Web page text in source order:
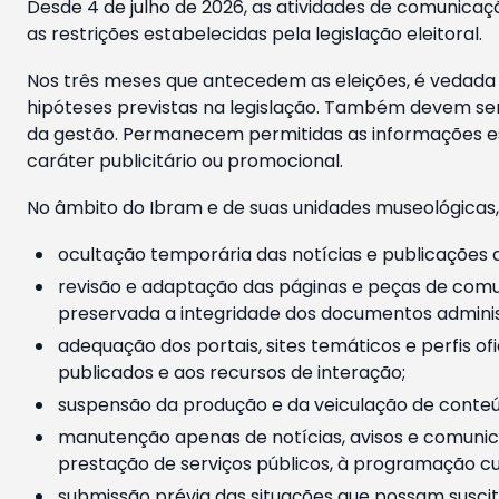
Desde 4 de julho de 2026, as atividades de
as restrições estabelecidas pela legislação eleitoral.
Nos três meses que antecedem as eleições, é
hipóteses previstas na legislação. Também devem
da gestão. Permanecem permitidas as informações
caráter publicitário ou promocional.
No âmbito do Ibram e de suas unidades
ocultação temporária das notícias e publicações
revisão e adaptação das páginas e peças de
preservada a integridade dos documentos
adequação dos portais, sites temáticos e perfis
publicados e aos recursos de interação;
suspensão da produção e da veiculação de
manutenção apenas de notícias, avisos e
prestação de serviços públicos, à programação